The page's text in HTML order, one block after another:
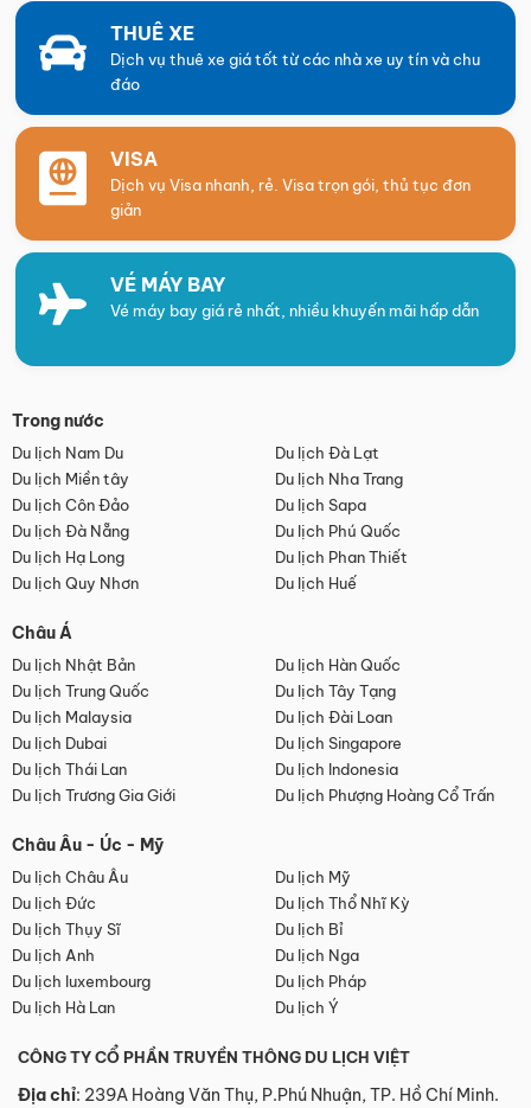
THUÊ XE
Dịch vụ thuê xe giá tốt từ các nhà xe uy tín và chu
đáo
VISA
Dịch vụ Visa nhanh, rẻ. Visa trọn gói, thủ tục đơn
giản
VÉ MÁY BAY
Vé máy bay giá rẻ nhất, nhiều khuyến mãi hấp dẫn
Trong nước
Du lịch Nam Du
Du lịch Đà Lạt
Du lịch Miền tây
Du lịch Nha Trang
Du lịch Côn Đảo
Du lịch Sapa
Du lịch Đà Nẵng
Du lịch Phú Quốc
Du lịch Hạ Long
Du lịch Phan Thiết
Du lịch Quy Nhơn
Du lịch Huế
Châu Á
Du lịch Nhật Bản
Du lịch Hàn Quốc
Du lịch Trung Quốc
Du lịch Tây Tạng
Du lịch Malaysia
Du lịch Đài Loan
Du lịch Dubai
Du lịch Singapore
Du lịch Thái Lan
Du lịch Indonesia
Du lịch Trương Gia Giới
Du lịch Phượng Hoàng Cổ Trấn
Châu Âu - Úc - Mỹ
Du lịch Châu Âu
Du lịch Mỹ
Du lịch Đức
Du lịch Thổ Nhĩ Kỳ
Du lịch Thụy Sĩ
Du lịch Bỉ
Du lịch Anh
Du lịch Nga
Du lịch luxembourg
Du lịch Pháp
Du lịch Hà Lan
Du lịch Ý
CÔNG TY CỔ PHẦN TRUYỀN THÔNG DU LỊCH VIỆT
Địa chỉ: 239A Hoàng Văn Thụ, P.Phú Nhuận, TP. Hồ Chí Minh.